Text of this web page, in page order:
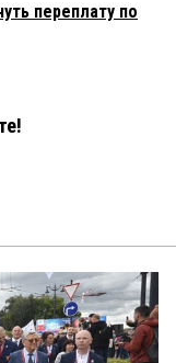
переплату по